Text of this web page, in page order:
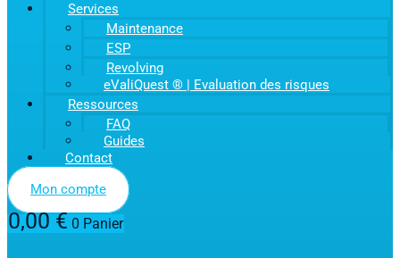
Services
Maintenance
ESP
Revolving
eValiQuest ® | Evaluation des risques
Ressources
FAQ
Guides
Contact
Mon compte
0,00€ 0 Panier